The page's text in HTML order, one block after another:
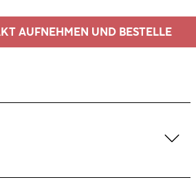
AUFNEHMEN UND BESTELLE